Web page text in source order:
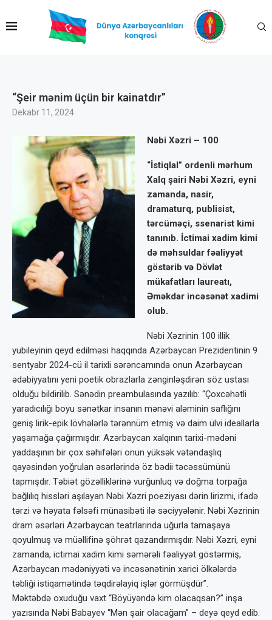
“Şeir mənim üçün bir kainatdır”
Dekabr 11, 2024
Nəbi Xəzri – 100
“İstiqlal” ordenli mərhum
Xalq şairi Nəbi Xəzri, eyni
zamanda, nasir,
dramaturq, publisist,
tərcüməçi, ssenarist kimi
tanınıb. İctimai xadim kimi
də məhsuldar fəaliyyət
göstərib və Dövlət
mükafatları laureatı,
Əməkdar incəsənət xadimi
olub.
Nəbi Xəzrinin 100 illik
yubileyinin qeyd edilməsi haqqında Azərbaycan Prezidentinin 9
sentyabr 2024-cü il tarixli sərəncamında onun Azərbaycan
ədəbiyyatını yeni poetik obrazlarla zənginləşdirən söz ustası
olduğu bildirilib. Sənədin preambulasında yazılıb: “Çoxcəhətli
yaradıcılığı boyu sənətkar insanın mənəvi aləminin saflığını
geniş lirik-epik lövhələrlə tərənnüm etmiş və daim ülvi ideallarla
yaşamağa çağırmışdır. Azərbaycan xalqının tarixi-mədəni
yaddaşının bir çox səhifələri onun yüksək vətəndaşlıq
qayəsindən yoğrulan əsərlərində öz bədii təcəssümünü
tapmışdır. Təbiət gözəlliklərinə vurğunluq və doğma torpağa
bağlılıq hissləri aşılayan Nəbi Xəzri poeziyası dərin lirizmi, ifadə
tərzi və həyata fəlsəfi münasibəti ilə səciyyələnir. Nəbi Xəzrinin
dram əsərləri Azərbaycan teatrlarında uğurla tamaşaya
qoyulmuş və müəllifinə şöhrət qazandırmışdır. Nəbi Xəzri, eyni
zamanda, ictimai xadim kimi səmərəli fəaliyyət göstərmiş,
Azərbaycan mədəniyyəti və incəsənətinin xarici ölkələrdə
təbliği istiqamətində təqdirəlayiq işlər görmüşdür”.
Məktəbdə oxuduğu vaxt “Böyüyəndə kim olacaqsan?” inşa
yazısında Nəbi Babayev “Mən şair olacağam” – deyə qeyd edib.